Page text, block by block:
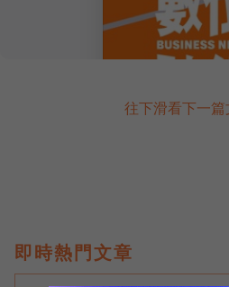
往下滑看下一篇
即時熱門文章